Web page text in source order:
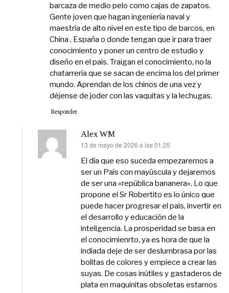
barcaza de medio pelo como cajas de zapatos.
Gente joven que hagan ingeniería naval y
maestría de alto nivel en este tipo de barcos, en
China , España o donde tengan que ir para traer
conocimiento y poner un centro de estudio y
diseño en el país. Traigan el conocimiento, no la
chatarrería que se sacan de encima los del primer
mundo. Aprendan de los chinos de una vez y
déjense de joder con las vaquitas y la lechugas.
Responder
Alex WM
dice:
13 de mayo de 2026 a las 01:25
El día que eso suceda empezaremos a
ser un País con mayúscula y dejaremos
de ser una «república bananera». Lo que
propone el Sr Robertito es lo único que
puede hacer progresar el país, invertir en
el desarrollo y educación de la
inteligencia. La prosperidad se basa en
el conocimienrto, ya es hora de que la
indiada deje de ser deslumbrasa por las
bolitas de colores y empiece a crear las
suyas. De cosas inútiles y gastaderos de
plata en maquinitas obsoletas estamos